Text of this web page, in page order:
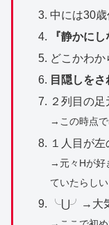
中には30歳
『静かに
どこかわ
目隠しをさ
２列目の
→この時点で
１人目が
→元々Hが好
ていたらしい
╰⋃╯→大